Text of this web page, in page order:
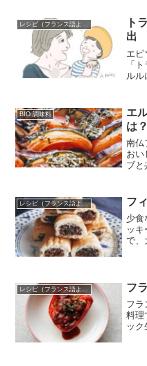
で
い「
レシピ（フランス語より）
ト
出
エピ
「
ルル
夜
な
BIO 調味料
エ
は？
南仏
おい
ブと
レシピ（フランス語より） フ
少食
ッ
で、
フ
フラ
料理
ック